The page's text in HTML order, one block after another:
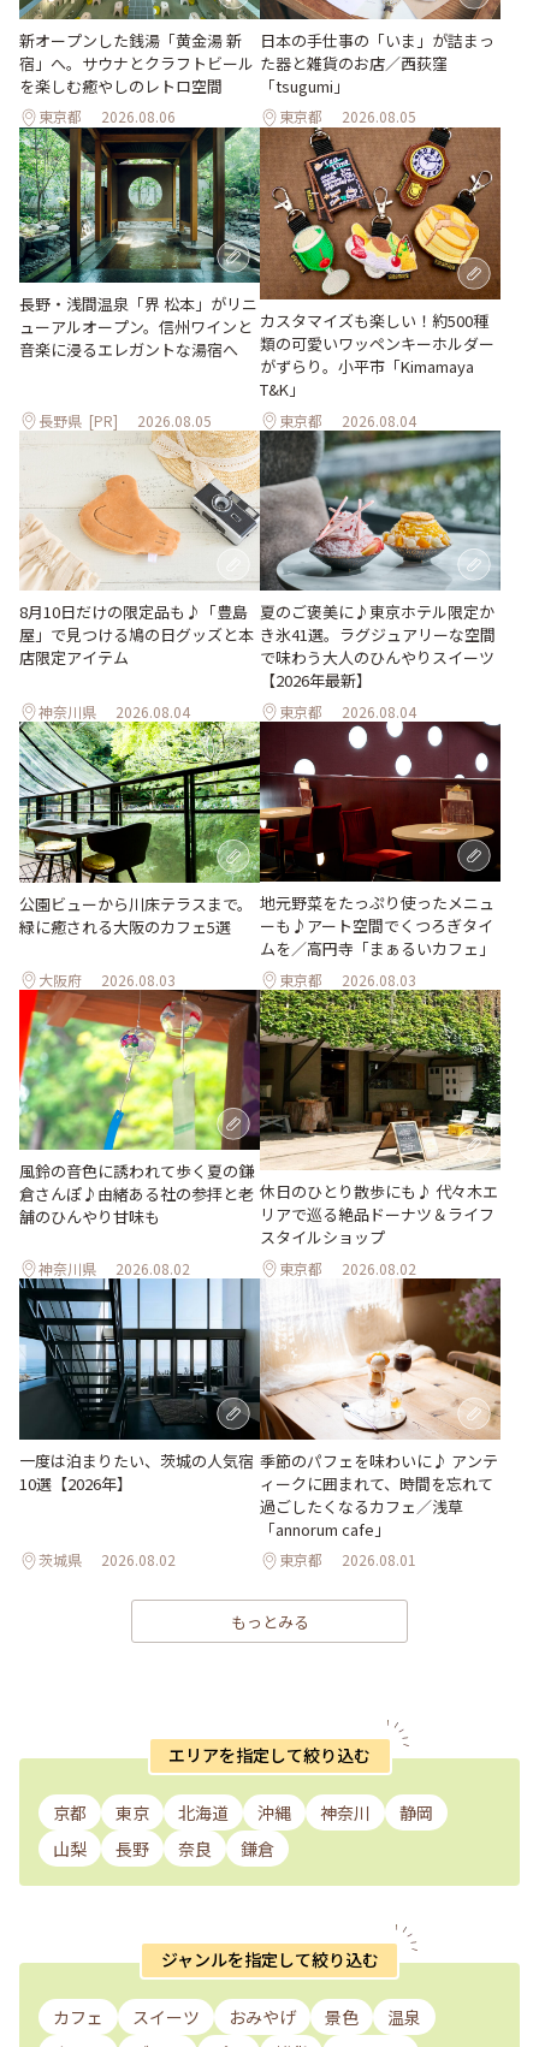
新オープンした銭湯「黄金湯 新
宿」へ。サウナとクラフトビール
を楽しむ癒やしのレトロ空間
東京都 2026.08.06
日本の手仕事の「いま」が詰まっ
た器と雑貨のお店／西荻窪
「tsugumi」
東京都 2026.08.05
長野・浅間温泉「界 松本」がリニ
ューアルオープン。信州ワインと
音楽に浸るエレガントな湯宿へ
長野県 [PR] 2026.08.05
カスタマイズも楽しい！約500種
類の可愛いワッペンキーホルダー
がずらり。小平市「Kimamaya
T&K」
東京都 2026.08.04
8月10日だけの限定品も♪「豊島
屋」で見つける鳩の日グッズと本
店限定アイテム
神奈川県 2026.08.04
夏のご褒美に♪東京ホテル限定か
き氷41選。ラグジュアリーな空間
で味わう大人のひんやりスイーツ
【2026年最新】
東京都 2026.08.04
公園ビューから川床テラスまで。
緑に癒される大阪のカフェ5選
大阪府 2026.08.03
地元野菜をたっぷり使ったメニュ
ーも♪アート空間でくつろぎタイ
ムを／高円寺「まぁるいカフェ」
東京都 2026.08.03
風鈴の音色に誘われて歩く夏の鎌
倉さんぽ♪由緒ある社の参拝と老
舗のひんやり甘味も
神奈川県 2026.08.02
休日のひとり散歩にも♪ 代々木エ
リアで巡る絶品ドーナツ＆ライフ
スタイルショップ
東京都 2026.08.02
一度は泊まりたい、茨城の人気宿
10選【2026年】
茨城県 2026.08.02
季節のパフェを味わいに♪ アンテ
ィークに囲まれて、時間を忘れて
過ごしたくなるカフェ／浅草
「annorum cafe」
東京都 2026.08.01
もっとみる
エリアを指定して絞り込む
京都 東京 北海道 沖縄 神奈川
静岡
山梨
長野 奈良 鎌倉
ジャンルを指定して絞り込む
カフェ スイーツ おみやげ 景色
温泉